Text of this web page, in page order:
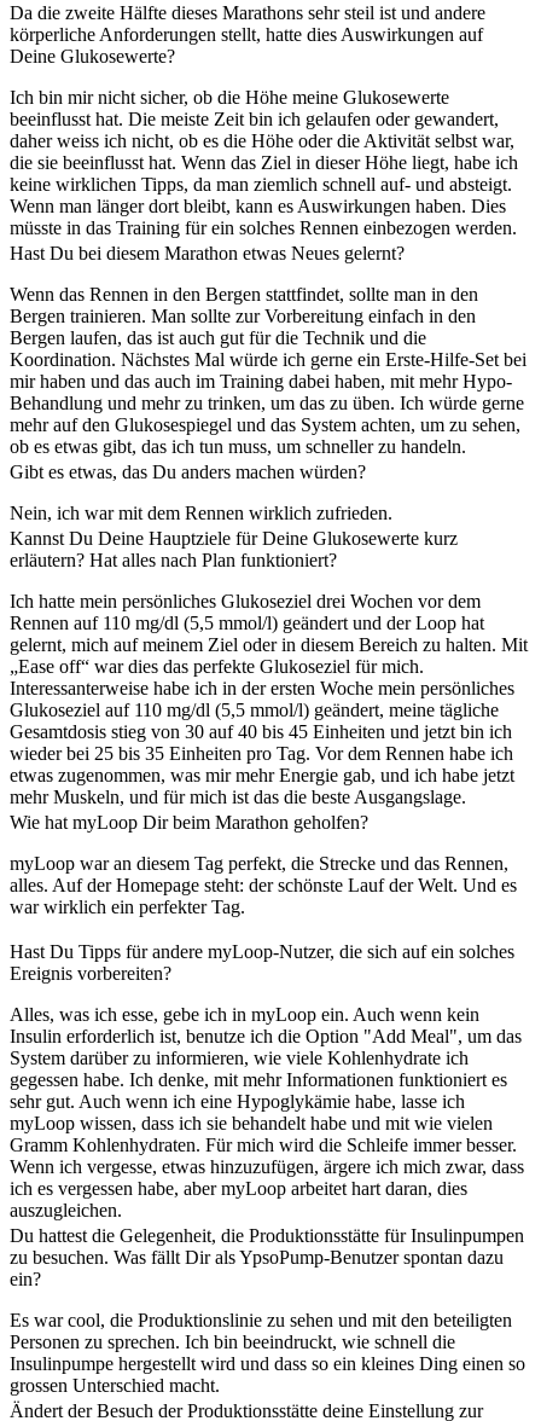
Da die zweite Hälfte dieses Marathons sehr steil ist und andere
körperliche Anforderungen stellt, hatte dies Auswirkungen auf
Deine Glukosewerte?
Ich bin mir nicht sicher, ob die Höhe meine Glukosewerte
beeinflusst hat. Die meiste Zeit bin ich gelaufen oder gewandert,
daher weiss ich nicht, ob es die Höhe oder die Aktivität selbst war,
die sie beeinflusst hat. Wenn das Ziel in dieser Höhe liegt, habe ich
keine wirklichen Tipps, da man ziemlich schnell auf- und absteigt.
Wenn man länger dort bleibt, kann es Auswirkungen haben. Dies
müsste in das Training für ein solches Rennen einbezogen werden.
Hast Du bei diesem Marathon etwas Neues gelernt?
Wenn das Rennen in den Bergen stattfindet, sollte man in den
Bergen trainieren. Man sollte zur Vorbereitung einfach in den
Bergen laufen, das ist auch gut für die Technik und die
Koordination. Nächstes Mal würde ich gerne ein Erste-Hilfe-Set bei
mir haben und das auch im Training dabei haben, mit mehr Hypo-
Behandlung und mehr zu trinken, um das zu üben. Ich würde gerne
mehr auf den Glukosespiegel und das System achten, um zu sehen,
ob es etwas gibt, das ich tun muss, um schneller zu handeln.
Gibt es etwas, das Du anders machen würden?
Nein, ich war mit dem Rennen wirklich zufrieden.
Kannst Du Deine Hauptziele für Deine Glukosewerte kurz
erläutern? Hat alles nach Plan funktioniert?
Ich hatte mein persönliches Glukoseziel drei Wochen vor dem
Rennen auf 110 mg/dl (5,5 mmol/l) geändert und der Loop hat
gelernt, mich auf meinem Ziel oder in diesem Bereich zu halten. Mit
„Ease off“ war dies das perfekte Glukoseziel für mich.
Interessanterweise habe ich in der ersten Woche mein persönliches
Glukoseziel auf 110 mg/dl (5,5 mmol/l) geändert, meine tägliche
Gesamtdosis stieg von 30 auf 40 bis 45 Einheiten und jetzt bin ich
wieder bei 25 bis 35 Einheiten pro Tag. Vor dem Rennen habe ich
etwas zugenommen, was mir mehr Energie gab, und ich habe jetzt
mehr Muskeln, und für mich ist das die beste Ausgangslage.
Wie hat myLoop Dir beim Marathon geholfen?
myLoop war an diesem Tag perfekt, die Strecke und das Rennen,
alles. Auf der Homepage steht: der schönste Lauf der Welt. Und es
war wirklich ein perfekter Tag.
Hast Du Tipps für andere myLoop-Nutzer, die sich auf ein solches
Ereignis vorbereiten?
Alles, was ich esse, gebe ich in myLoop ein. Auch wenn kein
Insulin erforderlich ist, benutze ich die Option "Add Meal", um das
System darüber zu informieren, wie viele Kohlenhydrate ich
gegessen habe. Ich denke, mit mehr Informationen funktioniert es
sehr gut. Auch wenn ich eine Hypoglykämie habe, lasse ich
myLoop wissen, dass ich sie behandelt habe und mit wie vielen
Gramm Kohlenhydraten. Für mich wird die Schleife immer besser.
Wenn ich vergesse, etwas hinzuzufügen, ärgere ich mich zwar, dass
ich es vergessen habe, aber myLoop arbeitet hart daran, dies
auszugleichen.
Du hattest die Gelegenheit, die Produktionsstätte für Insulinpumpen
zu besuchen. Was fällt Dir als YpsoPump-Benutzer spontan dazu
ein?
Es war cool, die Produktionslinie zu sehen und mit den beteiligten
Personen zu sprechen. Ich bin beeindruckt, wie schnell die
Insulinpumpe hergestellt wird und dass so ein kleines Ding einen so
grossen Unterschied macht.
Ändert der Besuch der Produktionsstätte deine Einstellung zur